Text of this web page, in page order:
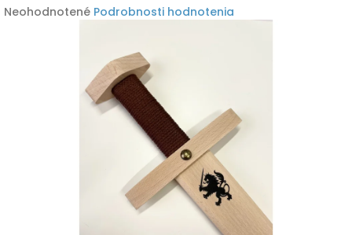
Priemerné
Neohodnotené Podrobnosti hodnotenia